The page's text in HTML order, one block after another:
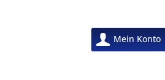
Mein Konto